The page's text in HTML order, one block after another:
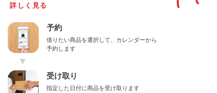
詳しく見る
予約
借りたい商品を選択して、カレンダーから
予約します
▼
受け取り
指定した日付に商品を受け取ります